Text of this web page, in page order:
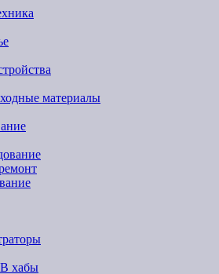
материалы
хабы